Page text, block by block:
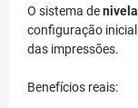
O sistema de
configuração
das impressões.
Benefícios reais: